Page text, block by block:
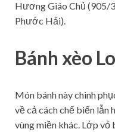
Hương Giáo Chủ (905/
Phước Hải).
Bánh xèo
Món bánh này chinh
về cả cách chế biến lẫn
vùng miền khác. Lớp vỏ